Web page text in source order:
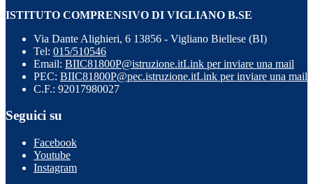
ISTITUTO COMPRENSIVO DI VIGLIANO B.SE
Via Dante Alighieri, 6 13856 - Vigliano Biellese (BI)
Tel: 015/510546
Email: BIIC81800P@istruzione.itLink per inviare una mail
PEC: BIIC81800P@pec.istruzione.itLink per inviare una mail
C.F.: 92017980027
Seguici su
Facebook
Youtube
Instagram